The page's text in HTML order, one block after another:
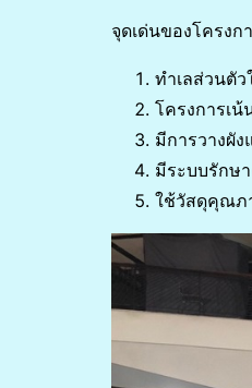
จุดเด่นของโครงก
ทำเลส่วนตั
โครงการเ
มีการวางผั
มีระบบรักษ
ใช้วัสดุคุณภ